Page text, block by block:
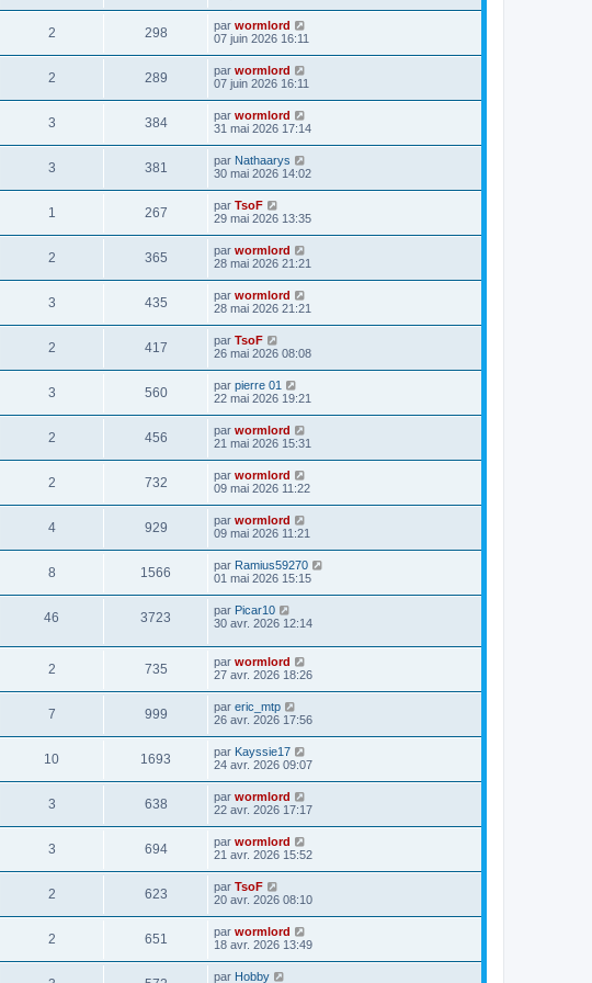
2 298 par wormlord
07 juin 2026 16:11
2 289 par wormlord
07 juin 2026 16:11
3 384 par wormlord
31 mai 2026 17:14
3 381 par Nathaarys
30 mai 2026 14:02
1 267 par TsoF
29 mai 2026 13:35
2 365 par wormlord
28 mai 2026 21:21
3 435 par wormlord
28 mai 2026 21:21
2 417 par TsoF
26 mai 2026 08:08
3 560 par pierre 01
22 mai 2026 19:21
2 456 par wormlord
21 mai 2026 15:31
2 732 par wormlord
09 mai 2026 11:22
4 929 par wormlord
09 mai 2026 11:21
8 1566 par Ramius59270
01 mai 2026 15:15
46 3723 par Picar10
30 avr. 2026 12:14
2 735 par wormlord
27 avr. 2026 18:26
7 999 par eric_mtp
26 avr. 2026 17:56
10 1693 par Kayssie17
24 avr. 2026 09:07
3 638 par wormlord
22 avr. 2026 17:17
3 694 par wormlord
21 avr. 2026 15:52
2 623 par TsoF
20 avr. 2026 08:10
2 651 par wormlord
18 avr. 2026 13:49
par Hobby